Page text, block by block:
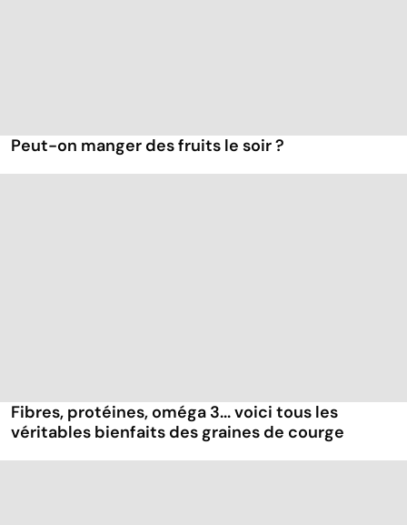
Peut-on manger des fruits le soir ?
Fibres, protéines, oméga 3... voici tous les
véritables bienfaits des graines de courge